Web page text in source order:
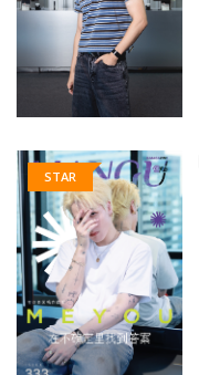
STAR